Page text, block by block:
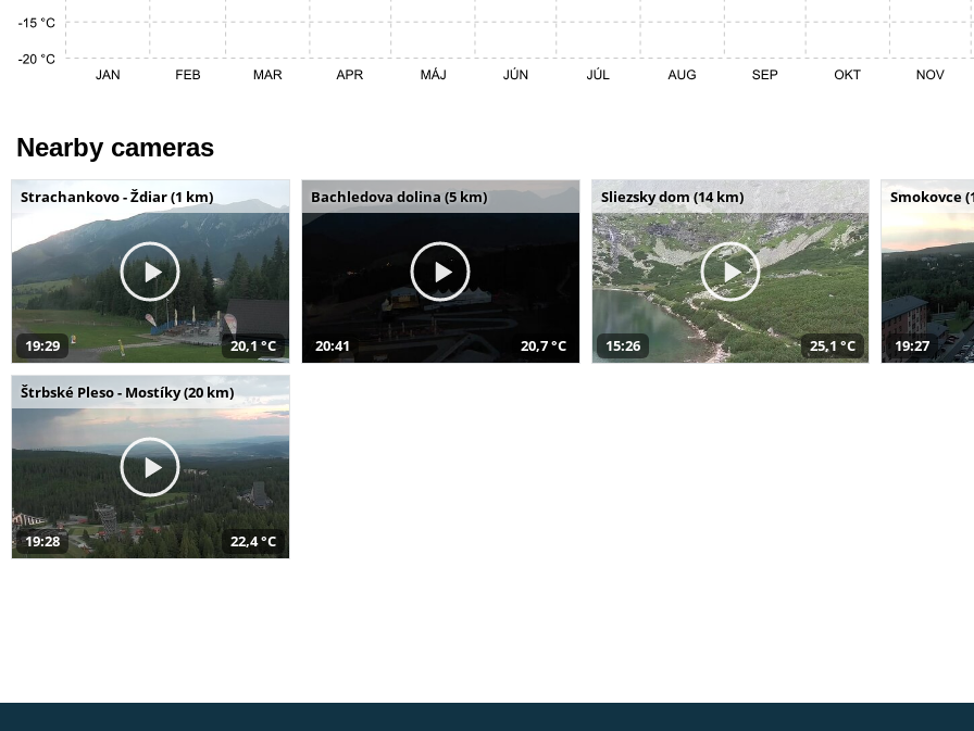
Nearby cameras
Strachankovo - Ždiar (1 km)
19:29 20,1 °C
Bachledova dolina (5 km)
20:41 20,7 °C
Sliezsky dom (14 km)
15:26 25,1 °C
Smokovce
19:27
Štrbské Pleso - Mostíky (20 km)
19:28 22,4 °C